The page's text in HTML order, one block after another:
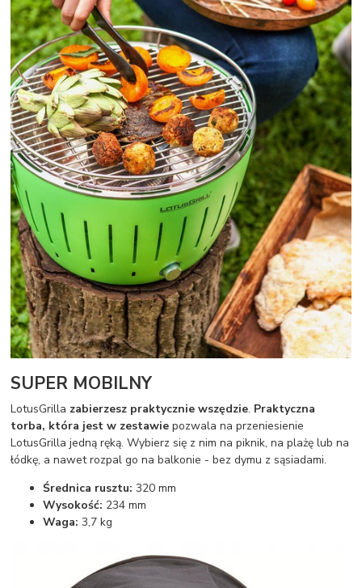
SUPER MOBILNY
LotusGrilla zabierzesz praktycznie wszędzie. Praktyczna
torba, która jest w zestawiepozwala na przeniesienie
LotusGrilla jedną ręką. Wybierz się z nim na piknik, na plażę lub na
łódkę, a nawet rozpal go na balkonie - bez dymu z sąsiadami.
Średnica rusztu: 320 mm
Wysokość: 234 mm
Waga: 3,7 kg